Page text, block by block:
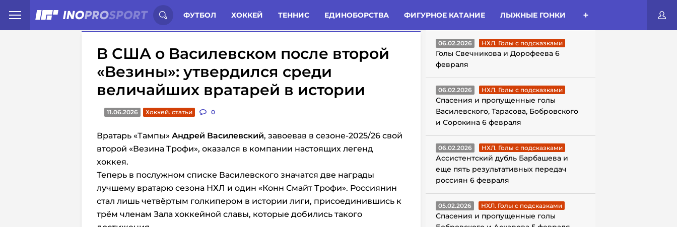
ФУТБОЛ ХОККЕЙ ТЕННИС ЕДИНОБОРСТВА ФИГУРНОЕ КАТАНИЕ ЛЫЖНЫЕ ГОНКИ
Иностранцы о спорте России: Статьи Комменты Новости
В США о Василевском после второй
«Везины»: утвердился среди
величайших вратарей в истории
11.06.2026 Хоккей. статьи 0
Вратарь «Тампы» Андрей Василевский, завоевав в сезоне-2025/26 свой
второй «Везина Трофи», оказался в компании настоящих легенд
хоккея.
Теперь в послужном списке Василевского значатся две награды
лучшему вратарю сезона НХЛ и один «Конн Смайт Трофи». Россиянин
стал лишь четвёртым голкипером в истории лиги, присоединившись к
трём членам Зала хоккейной славы, которые добились такого
ГОЛЫ С ПОДСКАЗКАМИ
06.02.2026 НХЛ. Голы с подсказками
Голы Свечникова и Дорофеева 6
февраля
06.02.2026 НХЛ. Голы с подсказками
Спасения и пропущенные голы
Василевского, Тарасова, Бобровского
и Сорокина 6 февраля
06.02.2026 НХЛ. Голы с подсказками
Ассистентский дубль Барбашева и
еще пять результативных передач
россиян 6 февраля
05.02.2026 НХЛ. Голы с подсказками
Спасения и пропущенные голы